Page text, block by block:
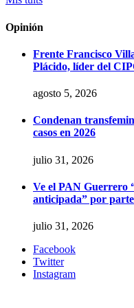
Opinión
Frente Francisco
Plácido, líder del
agosto 5, 2026
Condenan
casos en 2026
julio 31, 2026
Ve el PAN Guerrero
anticipada” por
julio 31, 2026
Facebook
Twitter
Instagram